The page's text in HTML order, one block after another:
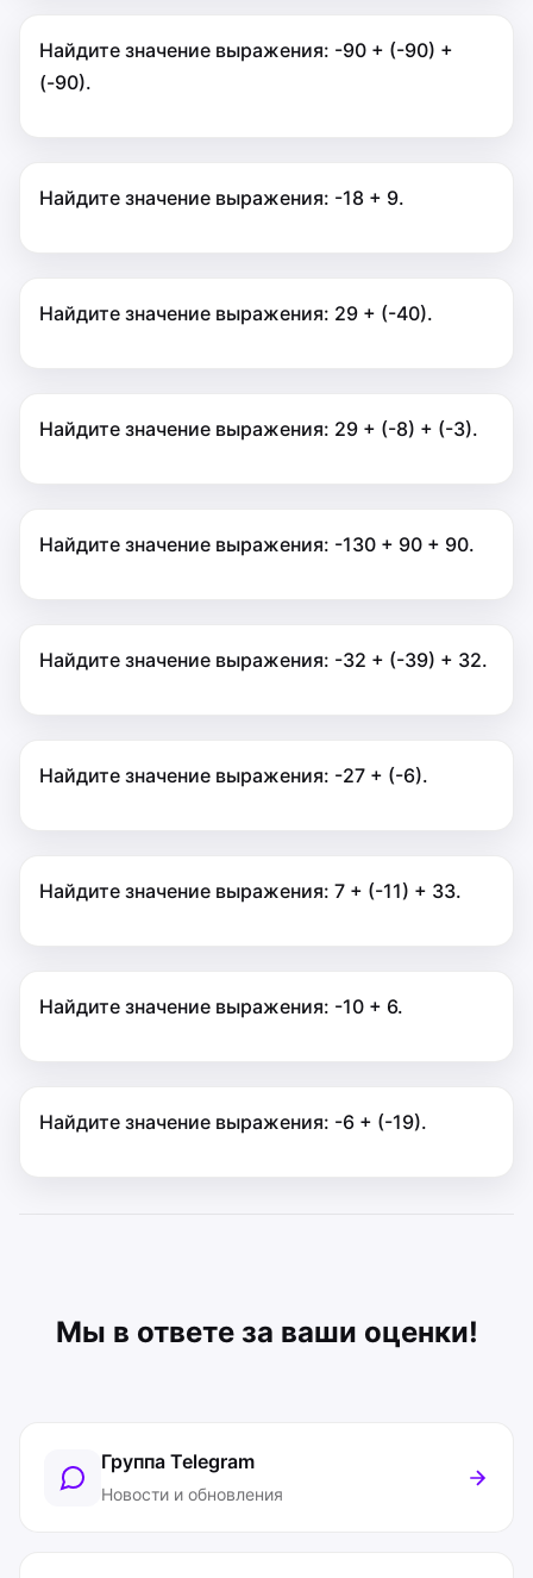
Найдите значение выражения: -90 + (-90) +
(-90).
Найдите значение выражения: -18 + 9.
Найдите значение выражения: 29 + (-40).
Найдите значение выражения: 29 + (-8) + (-3).
Найдите значение выражения: -130 + 90 + 90.
Найдите значение выражения: -32 + (-39) + 32.
Найдите значение выражения: -27 + (-6).
Найдите значение выражения: 7 + (-11) + 33.
Найдите значение выражения: -10 + 6.
Найдите значение выражения: -6 + (-19).
Мы в ответе за ваши оценки!
Группа Telegram
Новости и обновления